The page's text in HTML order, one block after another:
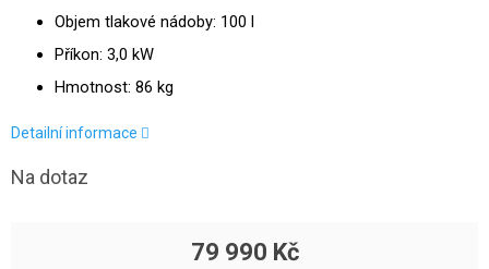
Objem tlakové nádoby: 100 l
Příkon: 3,0 kW
Hmotnost: 86 kg
Detailní informace
Na dotaz
79 990 Kč